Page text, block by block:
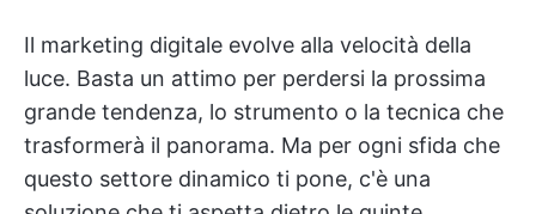
Il marketing digitale evolve alla velocità della
luce. Basta un attimo per perdersi la prossima
grande tendenza, lo strumento o la tecnica che
trasformerà il panorama. Ma per ogni sfida che
questo settore dinamico ti pone, c'è una